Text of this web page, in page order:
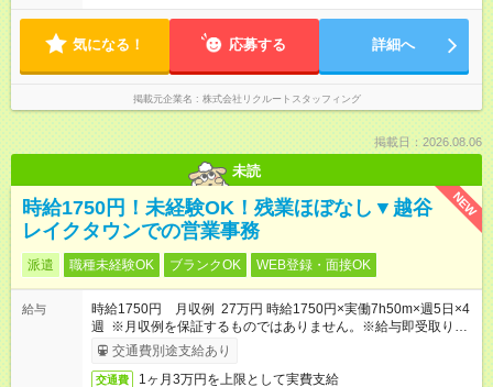
気になる！ 応募する 詳細へ
掲載元企業名 株式会社リクルートスタッフィング
掲載日：2026.08.06
未読
NEW
時給1750円！未経験OK！残業ほぼなし▼越谷
レイクタウンでの営業事務
派遣 職種未経験OK ブランクOK WEB登録・面接OK
給与
時給1750円 月収例 27万円 時給1750円×実働7h50m×週5日×4
週 ※月収例を保証するものではありません。※給与即受取りサ
ービス利用可（利用条件有）
交通費別途支給あり
交通費 1ヶ月3万円を上限として実費支給